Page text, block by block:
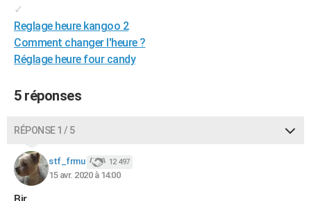
PHOTO
GUIDES D'ACHAT
CARTE DE VOEUX
Carte de Noël
Carte Bonne année
Carte Saint-Valentin
Carte Pâques
Carte d'anniversaire
DICTIONNAIRE
Dictionnaire
Biographies
Citations
Expressions
Proverbes
PROGRAMME TV
COPAINS D'AVANT
✓
Reglage heure kangoo 2
Comment changer l'heure ?
Réglage heure four candy
5 réponses
RÉPONSE 1 / 5
stf_frmu 12 497
15 avr. 2020 à 14:00